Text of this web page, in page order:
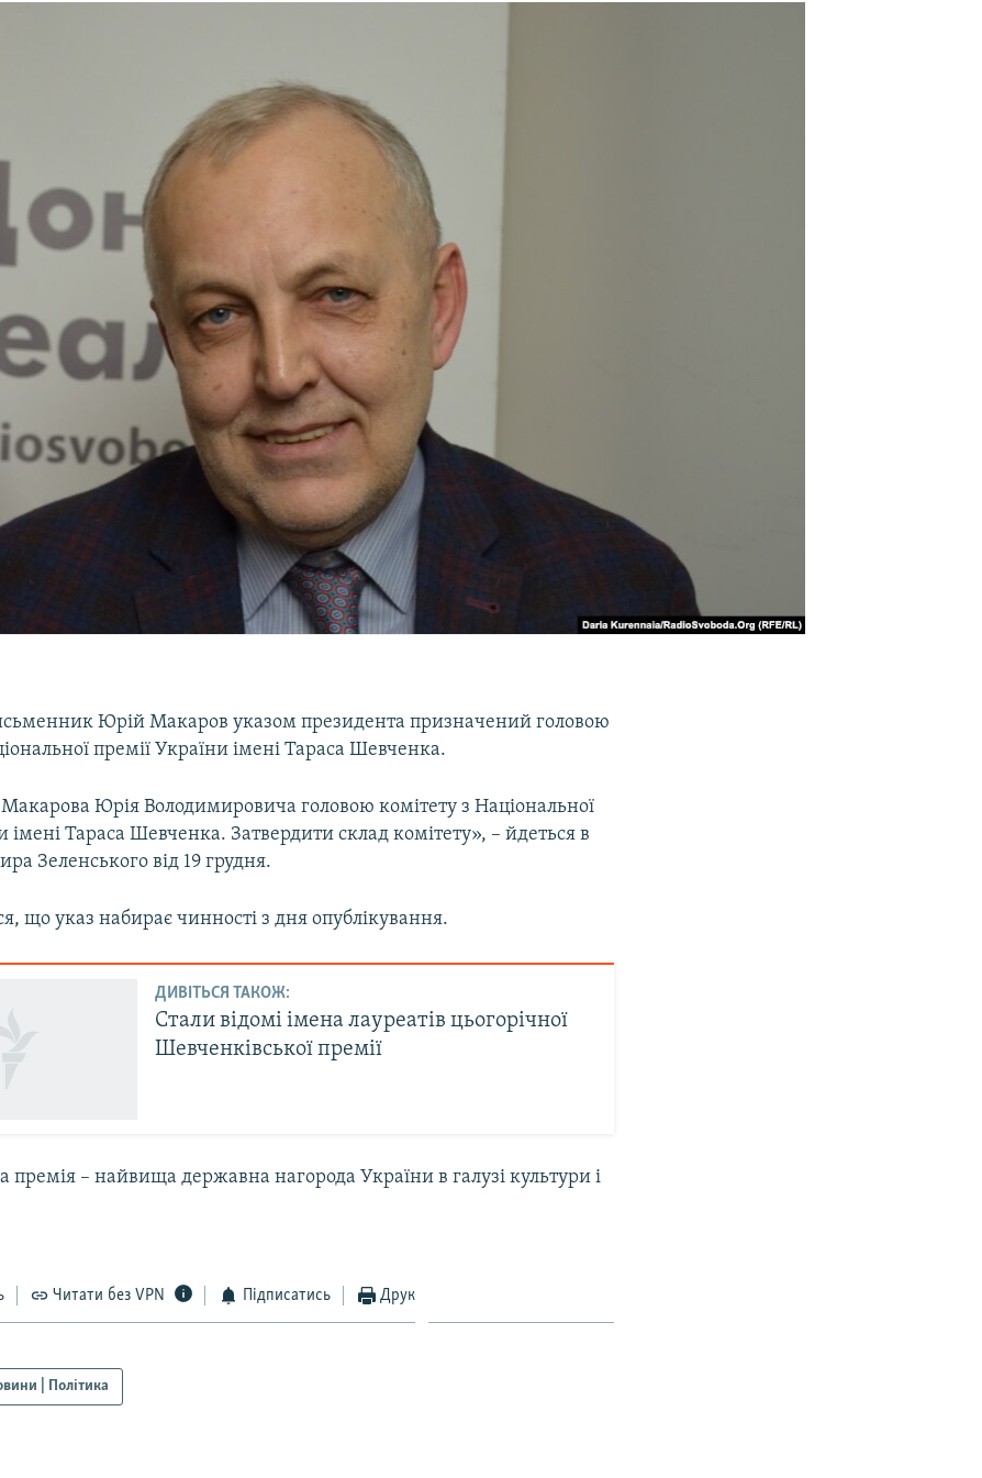
Юрій Макаров указом президента призначений головою
премії України імені Тараса Шевченка.
Юрія Володимировича головою комітету з Національної
імені Тараса Шевченка. Затвердити склад комітету», – йдеться в
Зеленського від 19 грудня.
що указ набирає чинності з дня опублікування.
ДИВІТЬСЯ ТАКОЖ:
Стали відомі імена лауреатів цьогорічної
Шевченківської премії
премія – найвища державна нагорода України в галузі культури і
Читати без VPN Підписатись Друк
| Політика